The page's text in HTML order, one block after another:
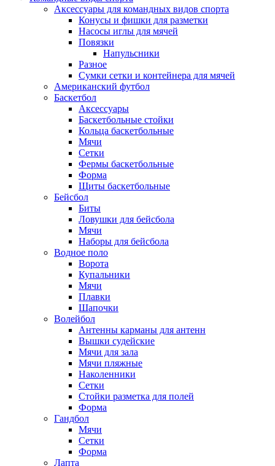
Аксессуары для командных видов спорта
Конусы и фишки для разметки
Насосы иглы для мячей
Повязки
Напульсники
Разное
Сумки сетки и контейнера для мячей
Американский футбол
Баскетбол
Аксессуары
Баскетбольные стойки
Кольца баскетбольные
Мячи
Сетки
Фермы баскетбольные
Форма
Щиты баскетбольные
Бейсбол
Биты
Ловушки для бейсбола
Мячи
Наборы для бейсбола
Водное поло
Ворота
Купальники
Мячи
Плавки
Шапочки
Волейбол
Антенны карманы для антенн
Вышки судейские
Мячи для зала
Мячи пляжные
Наколенники
Сетки
Стойки разметка для полей
Форма
Гандбол
Мячи
Сетки
Форма
Лапта